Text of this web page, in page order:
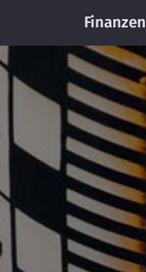
Finanzen